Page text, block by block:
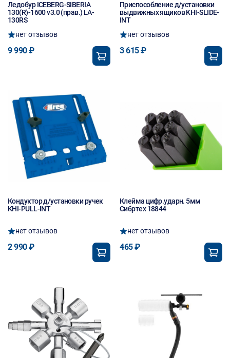
Ледобур ICEBERG-SIBERIA
130(R)-1600 v3.0 (прав.) LA-
130RS
нет отзывов
9 990 ₽
Приспособление д/установки
выдвижных ящиков KHI-SLIDE-
INT
нет отзывов
3 615 ₽
Кондуктор д/установки ручек
KHI-PULL-INT
нет отзывов
2 990 ₽
Клейма цифр.ударн. 5мм
Сибртех 18844
нет отзывов
465 ₽